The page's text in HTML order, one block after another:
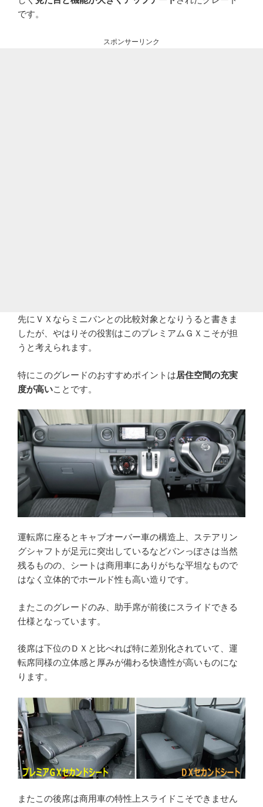
です。
スポンサーリンク
先にＶＸならミニバンとの比較対象となりうると書きま
したが、やはりその役割はこのプレミアムＧＸこそが担
うと考えられます。
特にこのグレードのおすすめポイントは居住空間の充実
度が高いことです。
運転席に座るとキャブオーバー車の構造上、ステアリン
グシャフトが足元に突出しているなどバンっぽさは当然
残るものの、シートは商用車にありがちな平坦なもので
はなく立体的でホールド性も高い造りです。
またこのグレードのみ、助手席が前後にスライドできる
仕様となっています。
後席は下位のＤＸと比べれば特に差別化されていて、運
転席同様の立体感と厚みが備わる快適性が高いものにな
ります。
またこの後席は商用車の特性上スライドこそできません